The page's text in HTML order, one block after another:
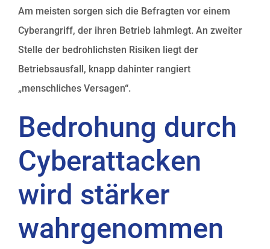
Am meisten sorgen sich die Befragten vor einem
Cyberangriff, der ihren Betrieb lahmlegt. An zweiter
Stelle der bedrohlichsten Risiken liegt der
Betriebsausfall, knapp dahinter rangiert
„menschliches Versagen“.
Bedrohung durch
Cyberattacken
wird stärker
wahrgenommen